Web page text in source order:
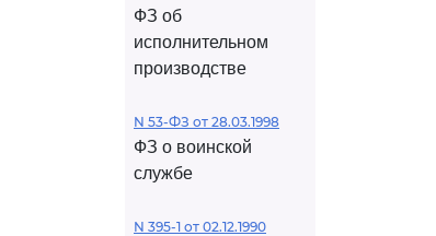
ФЗ об
исполнительном
производстве
N 53-ФЗ от 28.03.1998
ФЗ о воинской
службе
N 395-1 от 02.12.1990